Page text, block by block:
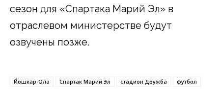
сезон для «Спартака Марий Эл» в
отраслевом министерстве будут
озвучены позже.
Йошкар-Ола Спартак Марий Эл стадион Дружба футбол